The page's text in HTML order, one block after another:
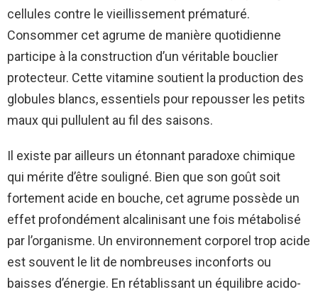
cellules contre le vieillissement prématuré.
Consommer cet agrume de manière quotidienne
participe à la construction d’un véritable bouclier
protecteur. Cette vitamine soutient la production des
globules blancs, essentiels pour repousser les petits
maux qui pullulent au fil des saisons.
Il existe par ailleurs un étonnant paradoxe chimique
qui mérite d’être souligné. Bien que son goût soit
fortement acide en bouche, cet agrume possède un
effet profondément alcalinisant une fois métabolisé
par l’organisme. Un environnement corporel trop acide
est souvent le lit de nombreuses inconforts ou
baisses d’énergie. En rétablissant un équilibre acido-